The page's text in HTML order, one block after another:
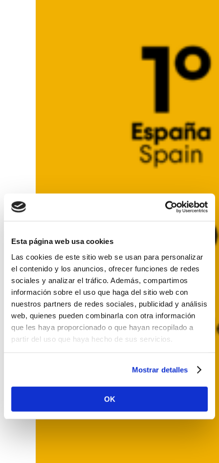
Esta página web usa cookies
Las cookies de este sitio web se usan para personalizar
el contenido y los anuncios, ofrecer funciones de redes
sociales y analizar el tráfico. Además, compartimos
información sobre el uso que haga del sitio web con
nuestros partners de redes sociales, publicidad y análisis
web, quienes pueden combinarla con otra información
que les haya proporcionado o que hayan recopilado a
partir del uso que haya hecho de sus servicios.
Mostrar detalles
OK